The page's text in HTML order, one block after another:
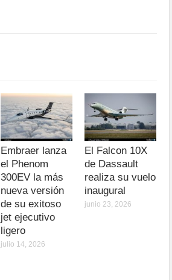
Embraer lanza
el Phenom
300EV la más
nueva versión
de su exitoso
jet ejecutivo
ligero
julio 14, 2026
El Falcon 10X
de Dassault
realiza su vuelo
inaugural
junio 23, 2026